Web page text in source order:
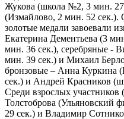
Жукова (школа №2, 3 мин.
(Измайлово, 2 мин. 52 сек.).
золотые медали завоевали
Екатерина Дементьева (3
мин. 36 сек.), серебряные -
мин. 39 сек.) и Михаил
бронзовые – Анна Куркина
сек.) и Андрей Красников
Среди взрослых участников
Толстоброва (Ульяновский
29 сек.) и Владимир